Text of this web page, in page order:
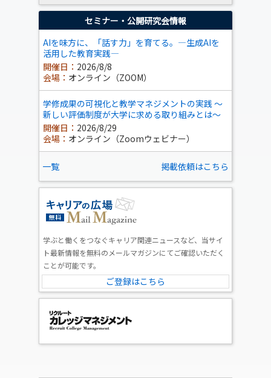
セミナー・公開研究会情報
AIを味方に、「話す力」を育てる。―生成AIを
活用した教育実践―
開催日： 2026/8/8
会場： オンライン（ZOOM）
学修成果の可視化と教学マネジメントの実践 ～
新しい評価制度が大学に求める取り組みとは～
開催日： 2026/8/29
会場： オンライン（Zoomウェビナー）
一覧 掲載依頼はこちら
学ぶと働くをつなぐキャリア関連ニュースなど、当サイ
ト最新情報を無料のメールマガジンにてご確認いただく
ことが可能です。
ご登録はこちら